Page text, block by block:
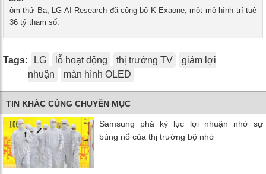
Hôm thứ Ba, LG AI Research đã công bố K-Exaone, một mô hình trí tuệ
236 tỷ tham số.
Tags: LG lỗ hoạt động thị trường TV
giảm lợi
nhuận
màn hình OLED
TIN KHÁC CÙNG CHUYÊN MỤC
Samsung phá kỷ lục lợi nhuận nhờ sự
bùng nổ của thị trường bộ nhớ